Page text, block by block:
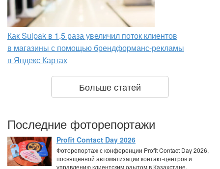
Как Sulpak в 1,5 раза увеличил поток клиентов
в магазины с помощью брендформанс-рекламы
в Яндекс Картах
Больше статей
Последние фоторепортажи
Profit Contact Day 2026
Фоторепортаж с конференции Profit Contact Day 2026,
посвященной автоматизации контакт-центров и
управлению клиентским оаытом в Казахстане.